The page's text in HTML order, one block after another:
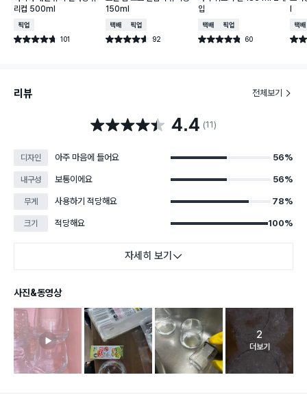
리컵 500ml
매장픽업
별점 4.7점 101
건 작성
150ml
택배배송매장픽업
별점 4.6점 92
건 작성
입
택배배송매장픽업
별점 4.8점 60
건 작성
l
택배
별점
리뷰 전체보기
별점 4.4점 4.4 (11)
디자인 아주 마음에 들어요 56%
내구성 보통이에요 56%
무게 사용하기 적당해요 78%
크기 적당해요 100%
자세히 보기
사진&동영상
고객 리뷰
2
더보기